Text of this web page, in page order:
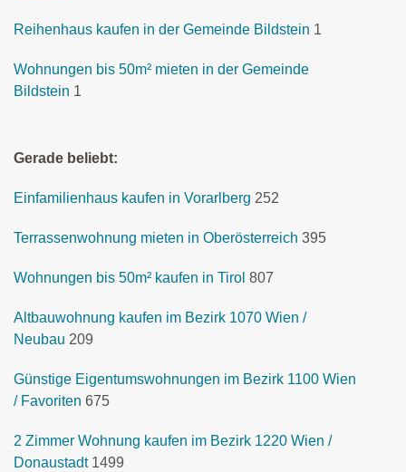
Reihenhaus kaufen in der Gemeinde Bildstein 1
Wohnungen bis 50m² mieten in der Gemeinde
Bildstein 1
Gerade beliebt:
Einfamilienhaus kaufen in Vorarlberg 252
Terrassenwohnung mieten in Oberösterreich 395
Wohnungen bis 50m² kaufen in Tirol 807
Altbauwohnung kaufen im Bezirk 1070 Wien /
Neubau 209
Günstige Eigentumswohnungen im Bezirk 1100 Wien
/ Favoriten 675
2 Zimmer Wohnung kaufen im Bezirk 1220 Wien /
Donaustadt 1499